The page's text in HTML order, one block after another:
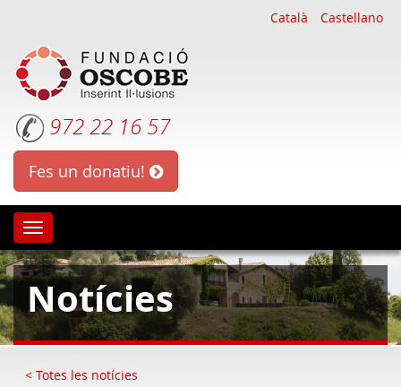
Català Castellano
972 22 16 57
Fes un donatiu!
Oscobe
Notícies
< Totes les notícies